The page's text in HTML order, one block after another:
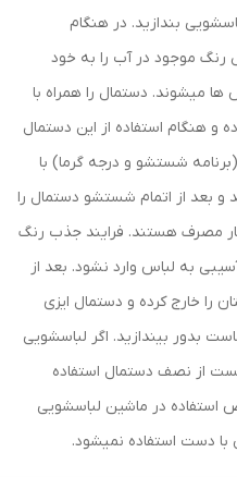
بندازید. در هنگام
موجود در آب را به خود
میشوند. دستمال را همراه با
و هنگام استفاده از این دستمال
شستشو و درجه گرما) با
بعد از اتمام شستشو دستمال را
مصرف هستند. فرایند جذب رنگ
به لباس وارد نشود. بعد از
را خارج کرده و دستمال ایزی
بدور بیندازید. اگر لباسشویی
از نصف دستمال استفاده
در ماشین لباسشویی
دست استفاده نمیشود.